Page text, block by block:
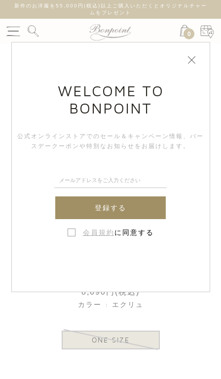
新作のお洋服を55,000円(税込)以上ご購入いただくとオリジナルチャー
ムをプレゼント
0
8,690円(税込)
カラー : エクリュ
ONE SIZE
WELCOME TO
BONPOINT
公式オンラインストアでのセール＆キャンペーン情報、 バー
スデークーポンや特別なお知らせをお届けします。
登録する
会員規約 に同意する